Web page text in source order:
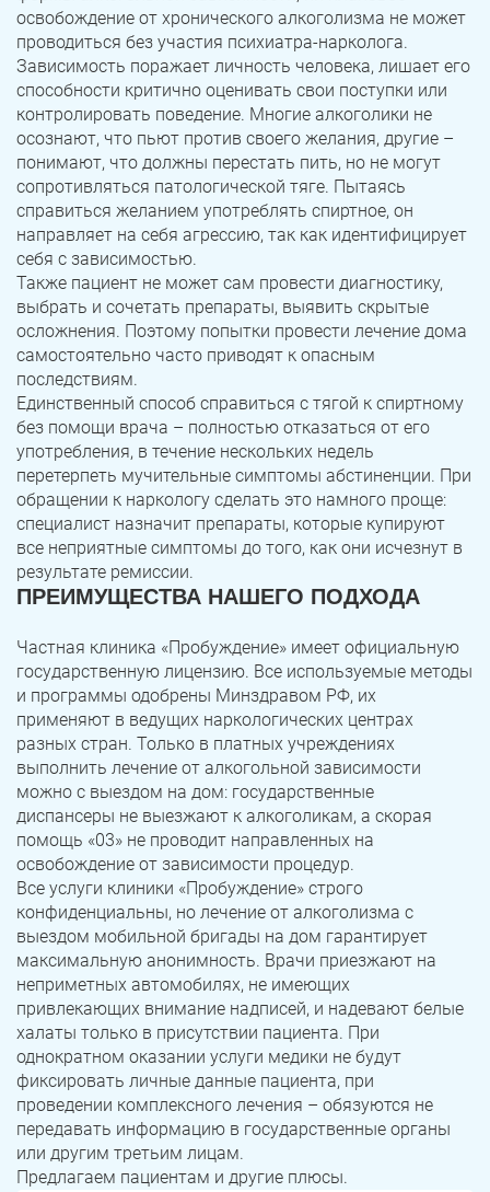
освобождение от хронического алкоголизма не может
проводиться без участия психиатра-нарколога.
Зависимость поражает личность человека, лишает его
способности критично оценивать свои поступки или
контролировать поведение. Многие алкоголики не
осознают, что пьют против своего желания, другие –
понимают, что должны перестать пить, но не могут
сопротивляться патологической тяге. Пытаясь
справиться желанием употреблять спиртное, он
направляет на себя агрессию, так как идентифицирует
себя с зависимостью.
Также пациент не может сам провести диагностику,
выбрать и сочетать препараты, выявить скрытые
осложнения. Поэтому попытки провести лечение дома
самостоятельно часто приводят к опасным
последствиям.
Единственный способ справиться с тягой к спиртному
без помощи врача – полностью отказаться от его
употребления, в течение нескольких недель
перетерпеть мучительные симптомы абстиненции. При
обращении к наркологу сделать это намного проще:
специалист назначит препараты, которые купируют
все неприятные симптомы до того, как они исчезнут в
результате ремиссии.
ПРЕИМУЩЕСТВА НАШЕГО ПОДХОДА
Частная клиника «Пробуждение» имеет официальную
государственную лицензию. Все используемые методы
и программы одобрены Минздравом РФ, их
применяют в ведущих наркологических центрах
разных стран. Только в платных учреждениях
выполнить лечение от алкогольной зависимости
можно с выездом на дом: государственные
диспансеры не выезжают к алкоголикам, а скорая
помощь «03» не проводит направленных на
освобождение от зависимости процедур.
Все услуги клиники «Пробуждение» строго
конфиденциальны, но лечение от алкоголизма с
выездом мобильной бригады на дом гарантирует
максимальную анонимность. Врачи приезжают на
неприметных автомобилях, не имеющих
привлекающих внимание надписей, и надевают белые
халаты только в присутствии пациента. При
однократном оказании услуги медики не будут
фиксировать личные данные пациента, при
проведении комплексного лечения – обязуются не
передавать информацию в государственные органы
или другим третьим лицам.
Предлагаем пациентам и другие плюсы.